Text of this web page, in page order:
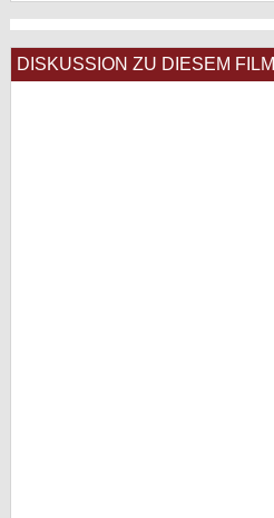
DISKUSSION ZU DIESEM FILM